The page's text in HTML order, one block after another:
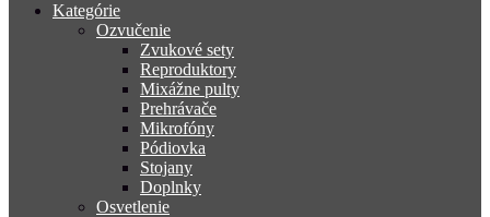
Kategórie
Ozvučenie
Zvukové sety
Reproduktory
Mixážne pulty
Prehrávače
Mikrofóny
Pódiovka
Stojany
Doplnky
Osvetlenie